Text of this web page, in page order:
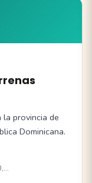
la provincia de
Dominicana.